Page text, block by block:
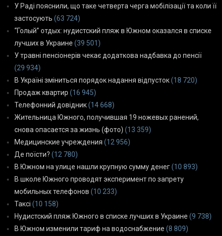
У Раді пояснили, що таке четверта черга мобілізації та коли її
застосують (63 724)
“Голый” отдых: нудистский пляж в Южном оказался в списке
лучших в Украине (39 501)
У травні пенсіонерів чекає додаткова надбавка до пенсії
(29 934)
В Україні зміниться порядок надання відпусток(18 720)
Продаж квартир (16 945)
Телефонний довідник(14 668)
Жительница Южного, получившая 19 ножевых ранений,
снова опасается за жизнь (фото) (13 359)
Медицинские учреждения (12 956)
Де поїсти? (12 780)
В Южном на улице нашли крупную сумму денег(10 893)
В школе Южного проводят эксперимент по запрету
мобильных телефонов (10 233)
Таксі (10 158)
Нудистский пляж Южного в списке лучших в Украине (9 738)
В Южном изменили тариф на водоснабжение (8 809)